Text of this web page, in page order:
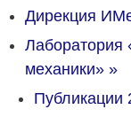
Дирекция
механики» »
Публикации